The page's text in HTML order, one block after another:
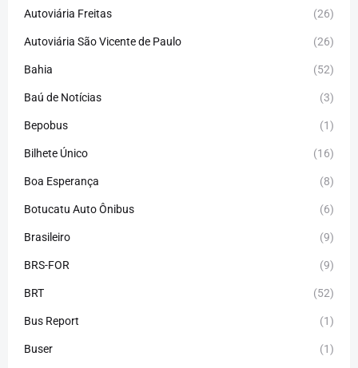
Autoviária Freitas (26)
Autoviária São Vicente de Paulo (26)
Bahia (52)
Baú de Notícias (3)
Bepobus (1)
Bilhete Único (16)
Boa Esperança (8)
Botucatu Auto Ônibus (6)
Brasileiro (9)
BRS-FOR (9)
BRT (52)
Bus Report (1)
Buser (1)